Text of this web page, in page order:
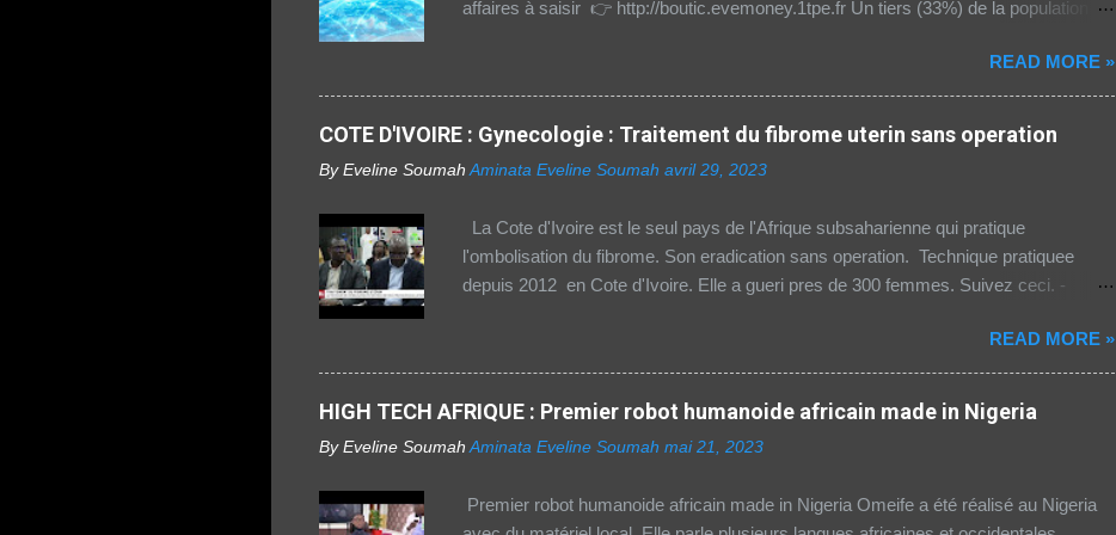
affaires à saisir 👉 http://boutic.evemoney.1tpe.fr Un tiers (33%) de la population
rapport 2021 de l'Union internationale des télécommunications (UIT) sur la
connectivité numérique dans le monde. Si entre 2019 et 2021 l'utilisation d'Internet
a augmenté de 23% dans cette partie du monde, cette dernière est celle
où l'accès au web reste difficile – notamment pour les femmes et les personnes
vivant en zone rurale – , mais aussi le plus coûteux. Cinq faits pour appréhender le
seulement 15% de la population rurale. A l'échelle de la planète, les habitants des
zones urbaines sont deux fois...
READ MORE »
COTE D'IVOIRE : Gynecologie : Traitement du fibrome uterin sans operation
By Eveline SoumahAminata Eveline Soumah avril 29, 2023
La Cote d'Ivoire est le seul pays de l'Afrique subsaharienne qui pratique
l'ombolisation du fibrome. Son eradication sans operation. Technique pratiquee
depuis 2012 en Cote d'Ivoire. Elle a gueri pres de 300 femmes. Suivez ceci. -
READ MORE »
HIGH TECH AFRIQUE : Premier robot humanoide africain made in Nigeria
By Eveline SoumahAminata Eveline Soumah mai 21, 2023
Premier robot humanoide africain made in Nigeria Omeife a été réalisé au Nigeria